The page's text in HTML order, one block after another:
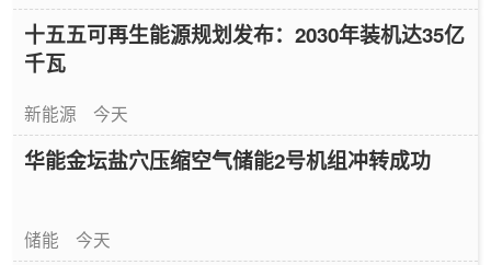
十五五可再生能源规划发布：2030年装机达35亿
千瓦
新能源 今天
华能金坛盐穴压缩空气储能2号机组冲转成功
储能 今天